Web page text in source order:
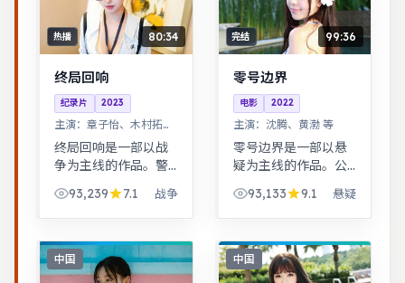
热播 80:34
终局回响
纪录片 2023
主演： 章子怡、木村拓哉
等
终局回响是一部以战
争为主线的作品。警
匪对峙的心理战戏份
突出，节奏紧凑，场
面调度成熟。治愈系
日常流，节奏舒缓，
适合放松解压观看。
93,239 7.1 战争
完结 99:36
零号边界
电影 2022
主演： 沈腾、黄渤 等
零号边界是一部以悬
疑为主线的作品。公
路片结构串联多段际
遇，配乐与风景共同
构成情绪主线。科幻
设定下探讨亲情与记
忆，视觉风格鲜明，
节奏张弛有度。
93,133 9.1 悬疑
中国 中国